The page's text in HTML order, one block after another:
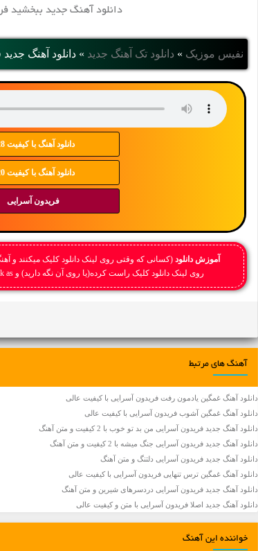
دانلود آهنگ جدید ببخشید
نفیس موزیک » دانلود تک آهنگ جدید » دانلود آهنگ
دانلود آهنگ با کیفیت 128
دانلود آهنگ با کیفیت 320
فریدون آسرایی
آموزش دانلود (کسانی که وقتی روی لینک دانلود کلیک میکنند و
روی لینک دانلود کلیک راست کرده(یا روی آن نگه دارید) و save link as(بارگیری یا دریافت پیوند) را بزنید.
آهنگ های مرتبط
دانلود آهنگ غمگین یادمون رفت فریدون آسرایی با کیفیت عالی
دانلود آهنگ غمگین آشوب فریدون آسرایی با کیفیت عالی
دانلود آهنگ جديد فریدون آسرایی من بد تو خوب با 2 کیفیت و متن آهنگ
دانلود آهنگ جديد فریدون آسرایی جنگ میشه با 2 کیفیت و متن آهنگ
دانلود آهنگ جديد فریدون آسرایی دلتنگ و متن آهنگ
دانلود آهنگ غمگین ترس تنهایی فریدون آسرایی با کیفیت عالی
دانلود آهنگ جديد فریدون آسرایی دردسرهای شیرین و متن آهنگ
دانلود آهنگ جديد اصلا فریدون آسرایی با متن و کیفیت عالی
خواننده این آهنگ